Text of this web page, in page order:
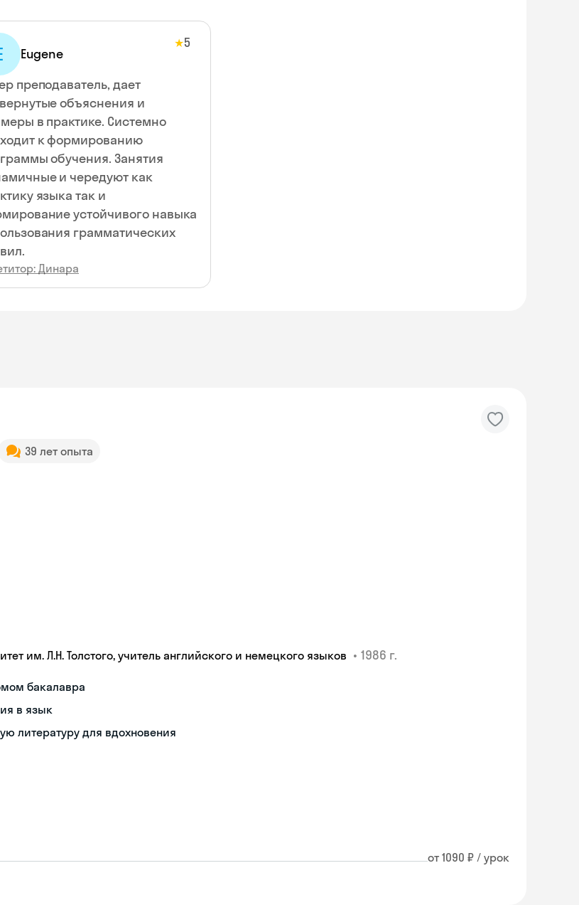
Eugene
★5
преподаватель, дает
объяснения и
в практике. Системно
к формированию
обучения. Занятия
и чередуют как
языка так и
устойчивого навыка
грамматических
Динара
39 лет опыта
им. Л.Н. Толстого, учитель английского и немецкого языков • 1986 г.
бакалавра
в язык
литературу для вдохновения
от 1090 ₽ / урок